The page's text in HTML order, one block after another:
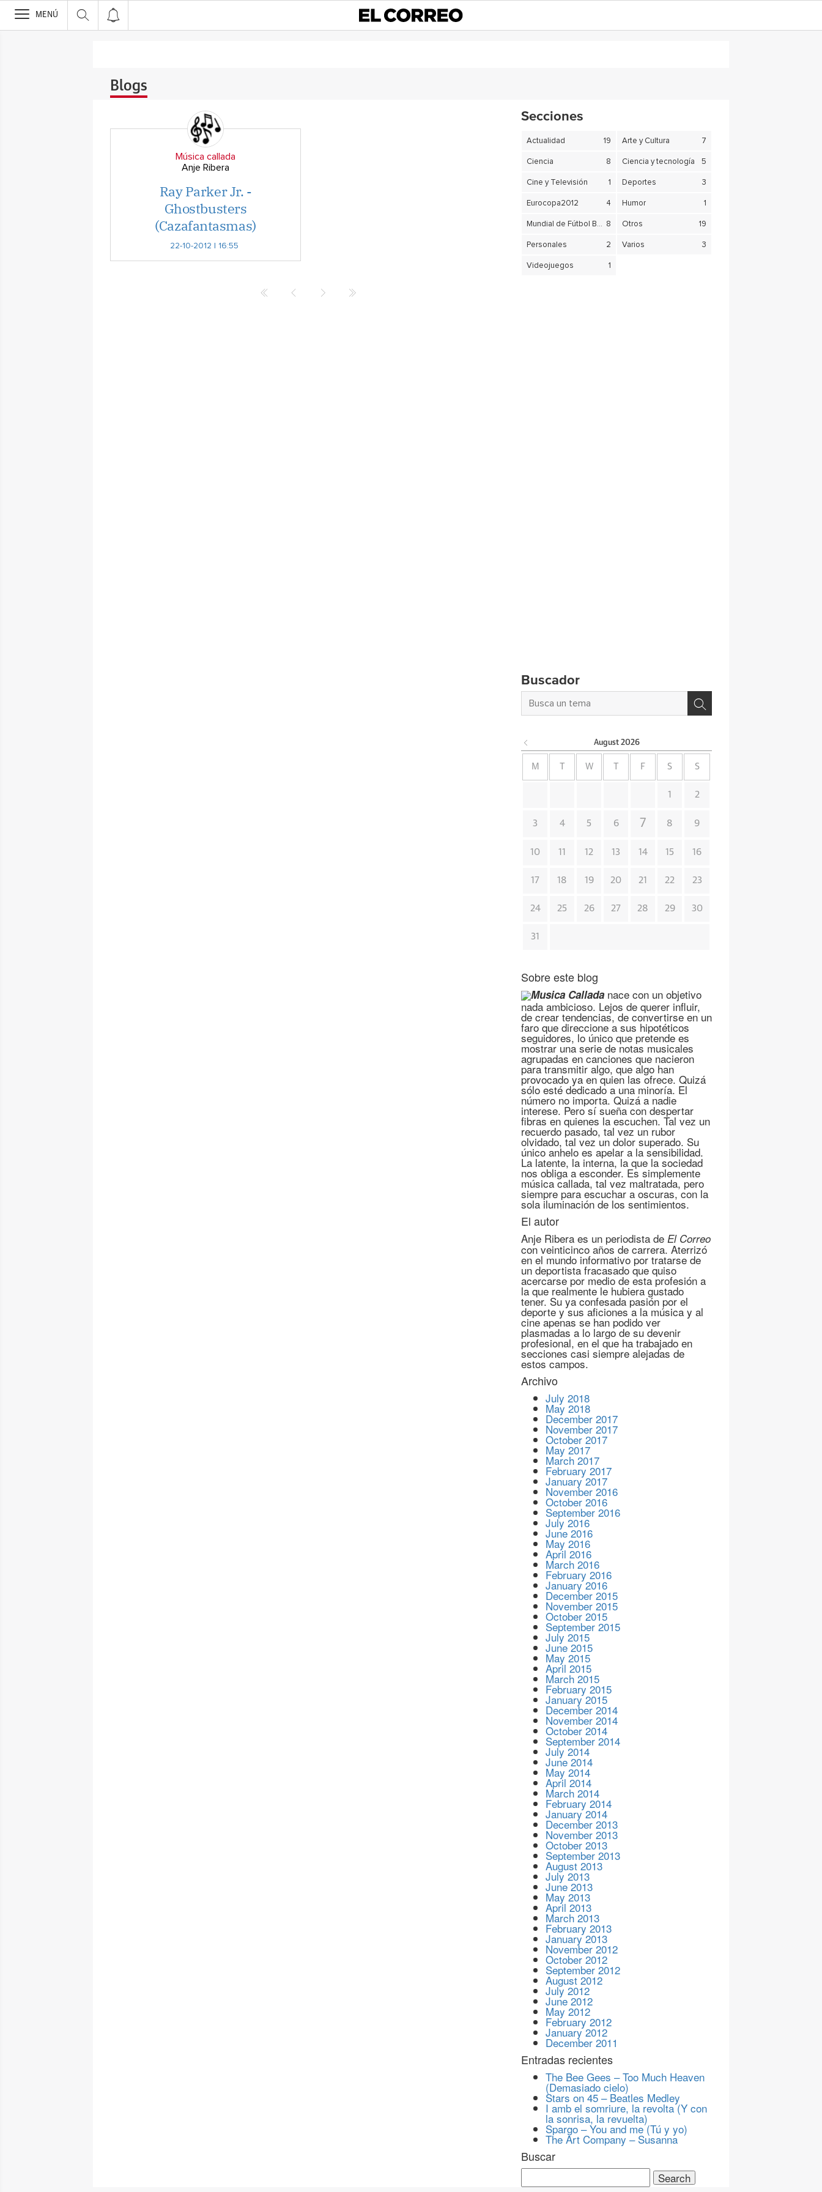
>
MENÚ
Blogs
Música callada
Anje Ribera
Ray Parker Jr. -
Ghostbusters
(Cazafantasmas)
22-10-2012 | 16:55
Secciones
Actualidad 19 Arte y Cultura 7
Ciencia 8 Ciencia y tecnología 5
Cine y Televisión 1 Deportes 3
Eurocopa2012 4 Humor 1
Mundial de Fútbol Brasil 2014 8 Otros 19
Personales 2 Varios 3
Videojuegos 1
Buscador
August 2026
M W F S S
1 2
3 4 5 6 7 8 9
10 11 12 13 14 15 16
17 18 19 20 21 22 23
24 25 26 27 28 29 30
31
Sobre este blog
Musica Callada nace con un objetivo
nada ambicioso. Lejos de querer influir,
de crear tendencias, de convertirse en un
faro que direccione a sus hipotéticos
seguidores, lo único que pretende es
mostrar una serie de notas musicales
agrupadas en canciones que nacieron
para transmitir algo, que algo han
provocado ya en quien las ofrece. Quizá
sólo esté dedicado a una minoría. El
número no importa. Quizá a nadie
interese. Pero sí sueña con despertar
fibras en quienes la escuchen. Tal vez un
recuerdo pasado, tal vez un rubor
olvidado, tal vez un dolor superado. Su
único anhelo es apelar a la sensibilidad.
La latente, la interna, la que la sociedad
nos obliga a esconder. Es simplemente
música callada, tal vez maltratada, pero
siempre para escuchar a oscuras, con la
sola iluminación de los sentimientos.
El autor
Anje Ribera es un periodista deEl Correo
con veinticinco años de carrera. Aterrizó
en el mundo informativo por tratarse de
un deportista fracasado que quiso
acercarse por medio de esta profesión a
la que realmente le hubiera gustado
tener. Su ya confesada pasión por el
deporte y sus aficiones a la música y al
cine apenas se han podido ver
plasmadas a lo largo de su devenir
profesional, en el que ha trabajado en
secciones casi siempre alejadas de
estos campos.
Archivo
July 2018
May 2018
December 2017
November 2017
October 2017
May 2017
March 2017
February 2017
January 2017
November 2016
October 2016
September 2016
July 2016
June 2016
May 2016
April 2016
March 2016
February 2016
January 2016
December 2015
November 2015
October 2015
September 2015
July 2015
June 2015
May 2015
April 2015
March 2015
February 2015
January 2015
December 2014
November 2014
October 2014
September 2014
July 2014
June 2014
May 2014
April 2014
March 2014
February 2014
January 2014
December 2013
November 2013
October 2013
September 2013
August 2013
July 2013
June 2013
May 2013
April 2013
March 2013
February 2013
January 2013
November 2012
October 2012
September 2012
August 2012
July 2012
June 2012
May 2012
February 2012
January 2012
December 2011
Entradas recientes
The Bee Gees – Too Much Heaven
(Demasiado cielo)
Stars on 45 – Beatles Medley
I amb el somriure, la revolta (Y con
la sonrisa, la revuelta)
Spargo – You and me (Tú y yo)
The Art Company – Susanna
Buscar
Search
for: